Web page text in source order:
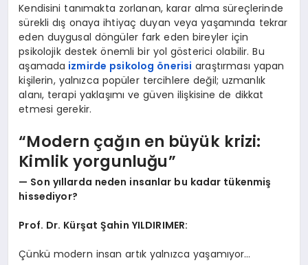
Kendisini tanımakta zorlanan, karar alma süreçlerinde
sürekli dış onaya ihtiyaç duyan veya yaşamında tekrar
eden duygusal döngüler fark eden bireyler için
psikolojik destek önemli bir yol gösterici olabilir. Bu
aşamada izmirde psikolog önerisi araştırması yapan
kişilerin, yalnızca popüler tercihlere değil; uzmanlık
alanı, terapi yaklaşımı ve güven ilişkisine de dikkat
etmesi gerekir.
“Modern çağın en büyük krizi:
Kimlik yorgunluğu”
— Son yıllarda neden insanlar bu kadar tükenmiş
hissediyor?
Prof. Dr. Kürşat Şahin YILDIRIMER:
Çünkü modern insan artık yalnızca yaşamıyor…